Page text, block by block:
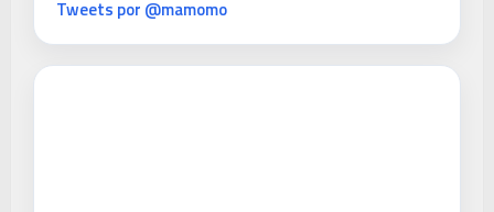
Tweets por @mamomo